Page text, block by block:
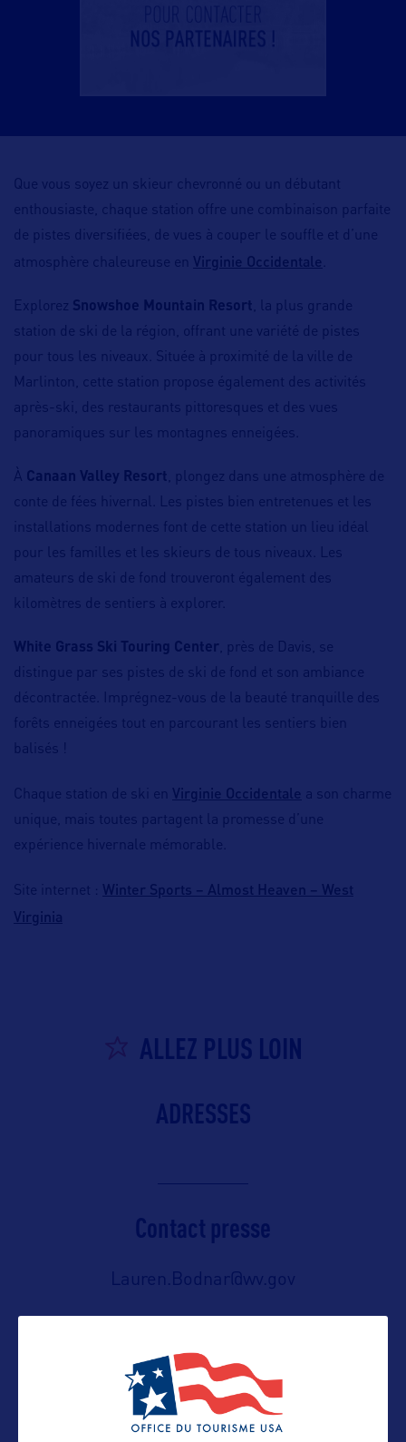
Que vous soyez un skieur chevronné ou un débutant
enthousiaste, chaque station offre une combinaison parfaite
de pistes diversifiées, de vues à couper le souffle et d’une
atmosphère chaleureuse en Virginie Occidentale
Explorez Snowshoe Mountain Resort
, la plus grande
station de ski de la région, offrant une variété de pistes
pour tous les niveaux. Située à proximité de la ville de
Marlinton, cette station propose également des activités
après-ski, des restaurants pittoresques et des vues
panoramiques sur les montagnes enneigées.
À Canaan Valley Resort
, plongez dans une atmosphère de
conte de fées hivernal. Les pistes bien entretenues et les
installations modernes font de cette station un lieu idéal
pour les familles et les skieurs de tous niveaux. Les
amateurs de ski de fond trouveront également des
kilomètres de sentiers à explorer.
White Grass Ski Touring Center , près de Davis, se
distingue par ses pistes de ski de fond et son ambiance
décontractée. Imprégnez-vous de la beauté tranquille des
forêts enneigées tout en parcourant les sentiers bien
balisés !
Chaque station de ski en Virginie Occidentale a son charme
unique, mais toutes partagent la promesse d’une
expérience hivernale mémorable.
Site internet : Winter Sports – Almost Heaven – West
Virginia
ALLEZ PLUS LOIN
ADRESSES
Contact presse
Lauren.Bodnar@wv.gov
Contact grand public
tourisminfo@wv.gov